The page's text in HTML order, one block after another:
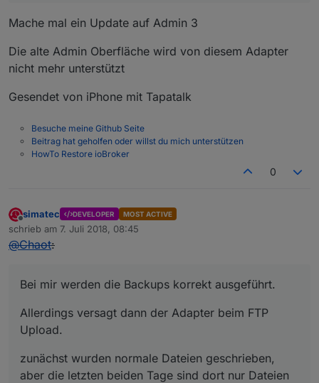
Mache mal ein Update auf Admin 3
Die alte Admin Oberfläche wird von diesem Adapter
nicht mehr unterstützt
Gesendet von iPhone mit Tapatalk
Besuche meine Github Seite
Beitrag hat geholfen oder willst du mich unterstützen
HowTo Restore ioBroker
0
Offline
simatec DEVELOPER MOST ACTIVE
schrieb am 7. Juli 2018, 08:45
zuletzt editiert von
@Chaot:
Bei mir werden die Backups korrekt ausgeführt.
Allerdings versagt dann der Adapter beim FTP
Upload.
zunächst wurden normale Dateien geschrieben,
aber die letzten beiden Tage sind dort nur Dateien